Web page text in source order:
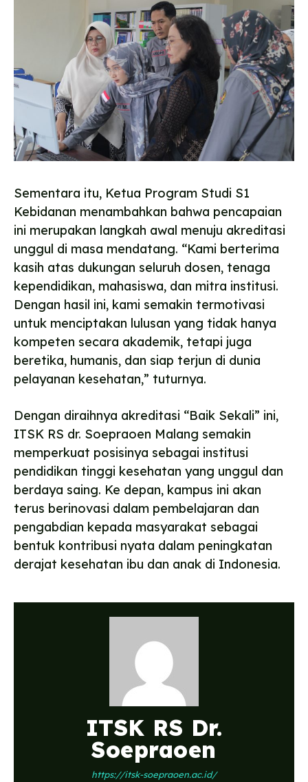
Sementara itu, Ketua Program Studi S1
Kebidanan menambahkan bahwa pencapaian
ini merupakan langkah awal menuju akreditasi
unggul di masa mendatang. “Kami berterima
kasih atas dukungan seluruh dosen, tenaga
kependidikan, mahasiswa, dan mitra institusi.
Dengan hasil ini, kami semakin termotivasi
untuk menciptakan lulusan yang tidak hanya
kompeten secara akademik, tetapi juga
beretika, humanis, dan siap terjun di dunia
pelayanan kesehatan,” tuturnya.
Dengan diraihnya akreditasi “Baik Sekali” ini,
ITSK RS dr. Soepraoen Malang semakin
memperkuat posisinya sebagai institusi
pendidikan tinggi kesehatan yang unggul dan
berdaya saing. Ke depan, kampus ini akan
terus berinovasi dalam pembelajaran dan
pengabdian kepada masyarakat sebagai
bentuk kontribusi nyata dalam peningkatan
derajat kesehatan ibu dan anak di Indonesia.
ITSK RS Dr.
Soepraoen
https://itsk-soepraoen.ac.id/